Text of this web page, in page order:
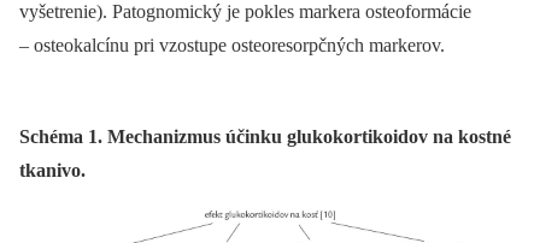
vyšetrenie). Patognomický je pokles markera osteoformácie
–⁠ osteokalcínu pri vzostupe osteoresorpčných markerov.
Schéma 1. Mechanizmus účinku glukokortikoidov na kostné
tkanivo.